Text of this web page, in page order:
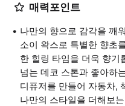
매력포인트
나만의 향으로 감각을 깨
소이 왁스로 특별한 향초
한 힐링 타임을 더욱 향
넘는 데코 스톤과 좋아하
디퓨저를 만들어 자동차,
나만의 스타일을 더해보